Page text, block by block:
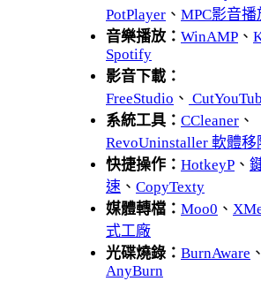
PotPlayer 、 MPC影音播
音樂播放： WinAMP 、
Spotify
影音下載：
FreeStudio 、
系統工具： CCleaner 、
RevoUninstaller 軟體
快捷操作： HotkeyP 、
速 、 CopyTexty
媒體轉檔： Moo0 、
式工廠
光碟燒錄： BurnAware 、
AnyBurn